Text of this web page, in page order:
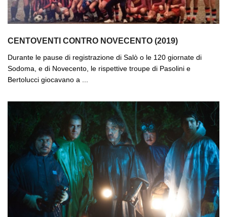
CENTOVENTI CONTRO NOVECENTO (2019)
Durante le pause di registrazione di Salò o le 120 giornate di
Sodoma, e di Novecento, le rispettive troupe di Pasolini e
Bertolucci giocavano a ...